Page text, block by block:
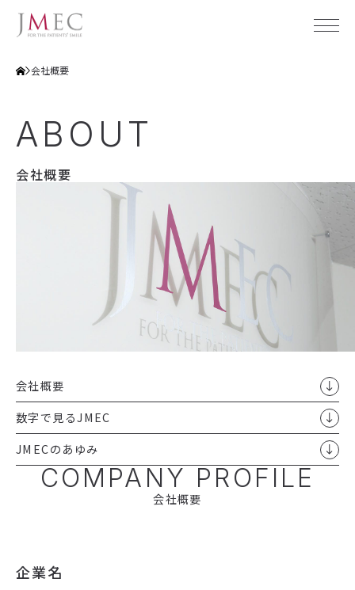
ジェイメックについて
企業理念
製品
トータルサポート
学術発表
JMECのホームケア
plus RESTORE®（プラスリストア）
JMEC be（ジェイメックビー）
お役立ち情報
はじめての美容医療
多汗症・ワキガ情報サイト
知りたい！紫外線治療
会社概要
ABOUT
会社概要
会社概要
数字で見るJMEC
JMECのあゆみ
COMPANY PROFILE
会社概要
企業名